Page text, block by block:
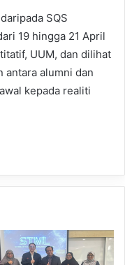
SQS
19 hingga 21 April
UUM, dan dilihat
antara alumni dan
kepada realiti